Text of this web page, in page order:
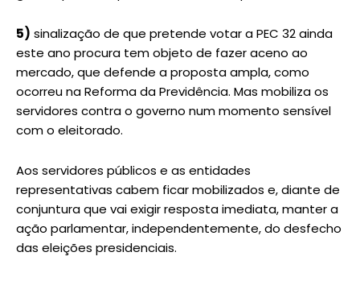
5) sinalização de que pretende votar a PEC 32 ainda
este ano procura tem objeto de fazer aceno ao
mercado, que defende a proposta ampla, como
ocorreu na Reforma da Previdência. Mas mobiliza os
servidores contra o governo num momento sensível
com o eleitorado.
Aos servidores públicos e as entidades
representativas cabem ficar mobilizados e, diante de
conjuntura que vai exigir resposta imediata, manter a
ação parlamentar, independentemente, do desfecho
das eleições presidenciais.